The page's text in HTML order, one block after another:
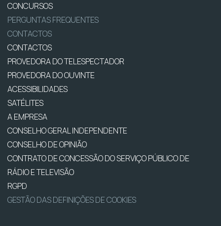
CONCURSOS
PERGUNTAS FREQUENTES
CONTACTOS
CONTACTOS
PROVEDORA DO TELESPECTADOR
PROVEDORA DO OUVINTE
ACESSIBILIDADES
SATÉLITES
A EMPRESA
CONSELHO GERAL INDEPENDENTE
CONSELHO DE OPINIÃO
CONTRATO DE CONCESSÃO DO SERVIÇO PÚBLICO DE
RÁDIO E TELEVISÃO
RGPD
GESTÃO DAS DEFINIÇÕES DE COOKIES